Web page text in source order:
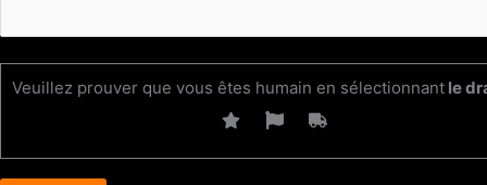
Veuillez prouver que vous êtes humain en sélectionnant le